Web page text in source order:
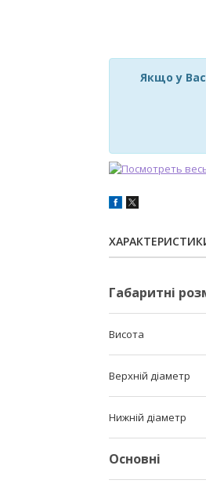
Якщо у
Габаритні
Висота
Верхній діаметр
Нижній діаметр
Основні